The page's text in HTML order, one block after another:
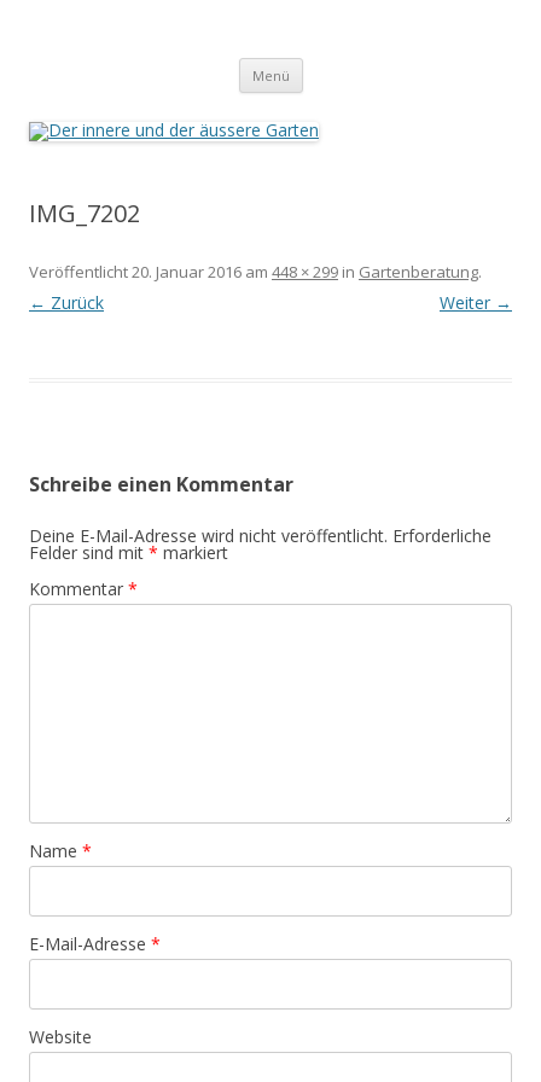
Menü Zum
springen
IMG_7202
Veröffentlicht20. Januar 2016 am 448 × 299 in Gartenberatung.
← Zurück Weiter →
Schreibe einen Kommentar
Deine E-Mail-Adresse wird nicht veröffentlicht. Erforderliche
Felder sind mit * markiert
Kommentar *
Name *
E-Mail-Adresse *
Website